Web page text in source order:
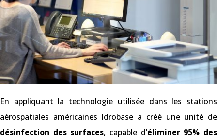
En appliquant la technologie utilisée dans les stations
aérospatiales américaines Idrobase a créé une unité de
désinfection des surfaces, capable d’éliminer 95% des